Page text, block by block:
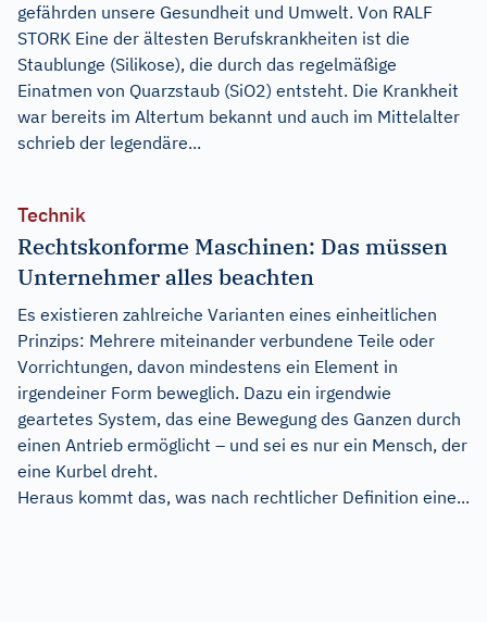
gefährden unsere Gesundheit und Umwelt. Von RALF
STORK Eine der ältesten Berufskrankheiten ist die
Staublunge (Silikose), die durch das regelmäßige
Einatmen von Quarzstaub (SiO2) entsteht. Die Krankheit
war bereits im Altertum bekannt und auch im Mittelalter
schrieb der legendäre...
Technik
Rechtskonforme Maschinen: Das müssen
Unternehmer alles beachten
Es existieren zahlreiche Varianten eines einheitlichen
Prinzips: Mehrere miteinander verbundene Teile oder
Vorrichtungen, davon mindestens ein Element in
irgendeiner Form beweglich. Dazu ein irgendwie
geartetes System, das eine Bewegung des Ganzen durch
einen Antrieb ermöglicht – und sei es nur ein Mensch, der
eine Kurbel dreht.
Heraus kommt das, was nach rechtlicher Definition eine...